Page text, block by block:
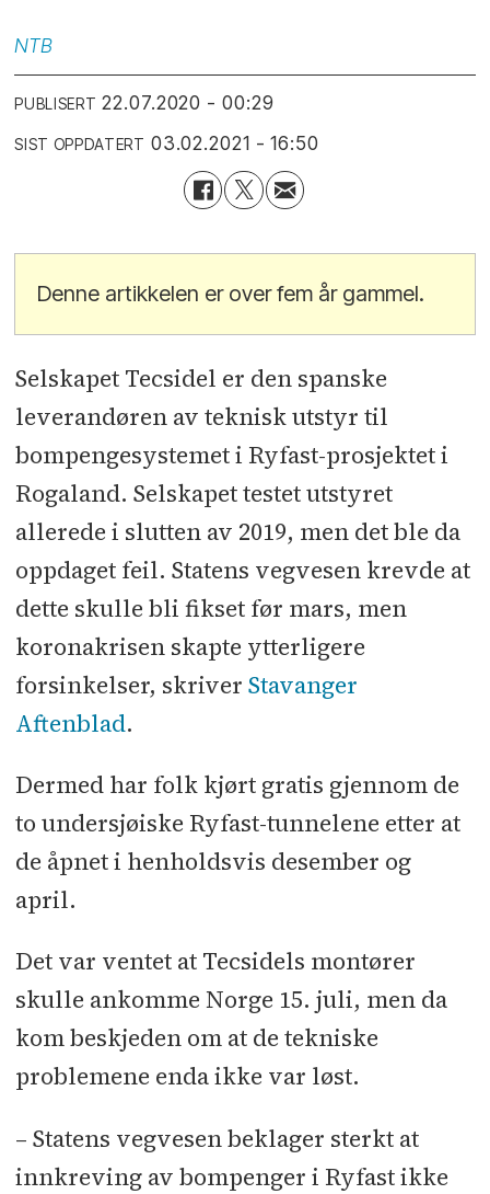
NTB
PUBLISERT 22.07.2020 - 00:29
SIST OPPDATERT 03.02.2021 - 16:50
Denne artikkelen er over fem år gammel.
Selskapet Tecsidel er den spanske
leverandøren av teknisk utstyr til
bompengesystemet i Ryfast-prosjektet i
Rogaland. Selskapet testet utstyret
allerede i slutten av 2019, men det ble da
oppdaget feil. Statens vegvesen krevde at
dette skulle bli fikset før mars, men
koronakrisen skapte ytterligere
forsinkelser, skriver Stavanger
Aftenblad.
Dermed har folk kjørt gratis gjennom de
to undersjøiske Ryfast-tunnelene etter at
de åpnet i henholdsvis desember og
april.
Det var ventet at Tecsidels montører
skulle ankomme Norge 15. juli, men da
kom beskjeden om at de tekniske
problemene enda ikke var løst.
– Statens vegvesen beklager sterkt at
innkreving av bompenger i Ryfast ikke